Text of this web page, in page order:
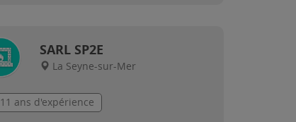
SARL SP2E
La Seyne-sur-Mer
11 ans d'expérience